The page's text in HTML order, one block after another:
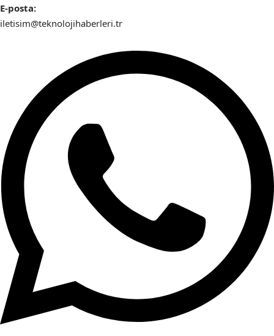
E-posta:
iletisim@teknolojihaberleri.tr